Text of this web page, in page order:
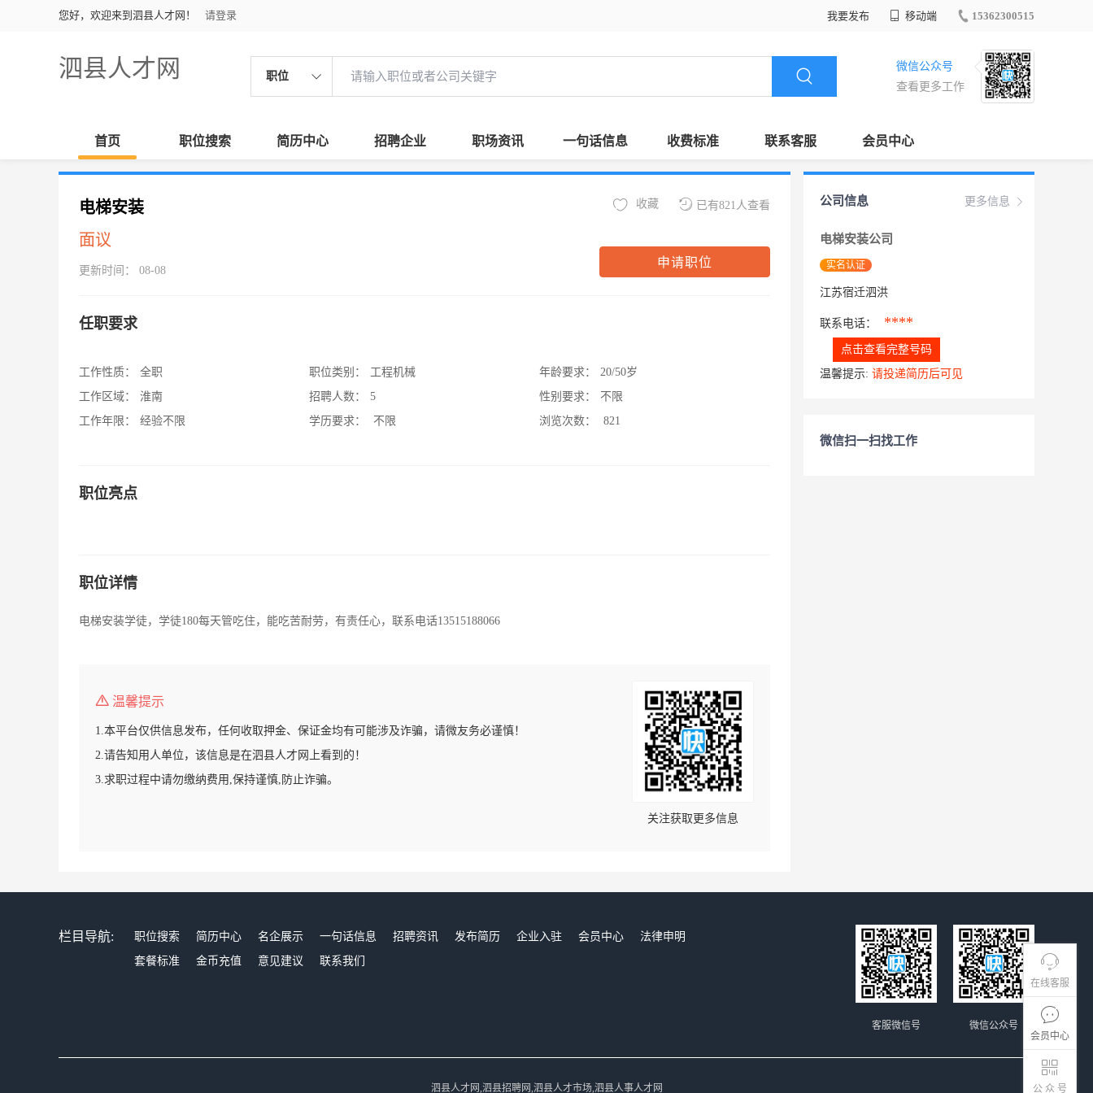
您好，欢迎来到泗县人才网！ 请登录 我要发布 移动端 15362300515
泗县人才网 职位
微信公众号
查看更多工作
首页 职位搜索 简历中心 招聘企业 职场资讯 一句话信息 收费标准 联系客服 会员中心
在线客服
会员中心
公 众 号
电梯安装
面议
更新时间： 08-08
已有821人查看
收藏
申请职位
任职要求
工作性质：
全职
工作区域：
淮南
工作年限：
经验不限
职位类别：
工程机械
招聘人数：
5
学历要求：
不限
年龄要求：
20/50岁
性别要求：
不限
浏览次数：
821
职位亮点
职位详情
电梯安装学徒，学徒180每天管吃住，能吃苦耐劳，有责任心，联系电话13515188066
温馨提示
1.本平台仅供信息发布，任何收取押金、保证金均有可能涉及诈骗，请微友务必谨慎！
2.请告知用人单位，该信息是在泗县人才网上看到的！
3.求职过程中请勿缴纳费用,保持谨慎,防止诈骗。
关注获取更多信息
更多信息
公司信息
电梯安装公司
实名认证
江苏宿迁泗洪
联系电话： ****
点击查看完整号码
温馨提示: 请投递简历后可见
微信扫一扫找工作
栏目导航: 职位搜索 简历中心 名企展示 一句话信息 招聘资讯 发布简历 企业入驻 会员中心
法律申明
套餐标准
金币充值 意见建议 联系我们
微信公众号
客服微信号
泗县人才网,泗县招聘网,泗县人才市场,泗县人事人才网